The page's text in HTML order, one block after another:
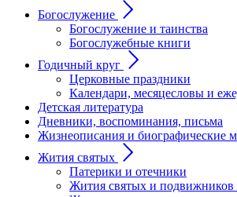
Богослужение
Богослужение и таинства
Богослужебные книги
Годичный круг
Церковные праздники
Календари, месяцесловы и
Детская литература
Дневники, воспоминания, письма
Жизнеописания и биографические
Жития святых
Патерики и отечники
Жития святых и подвижников